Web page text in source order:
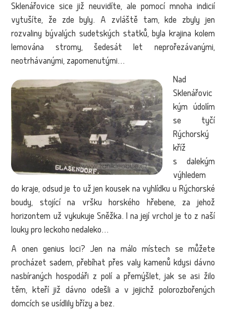
Sklenářovice sice již neuvidíte, ale pomocí mnoha indicií
vytušíte, že zde byly. A zvláště tam, kde zbyly jen
rozvaliny bývalých sudetských statků, byla krajina kolem
lemována stromy, šedesát let neprořezávanými,
neotrhávanými, zapomenutými…
Nad
Sklenářovic
kým údolím
se tyčí
Rýchorský
kříž
s dalekým
výhledem
do kraje, odsud je to už jen kousek na vyhlídku u Rýchorské
boudy, stojící na vršku horského hřebene, za jehož
horizontem už vykukuje Sněžka. I na její vrchol je to z naší
louky pro leckoho nedaleko…
A onen genius loci? Jen na málo místech se můžete
procházet sadem, přebíhat přes valy kamenů kdysi dávno
nasbíraných hospodáři z polí a přemýšlet, jak se asi žilo
těm, kteří již dávno odešli a v jejichž polorozbořených
domcích se usídlily břízy a bez.